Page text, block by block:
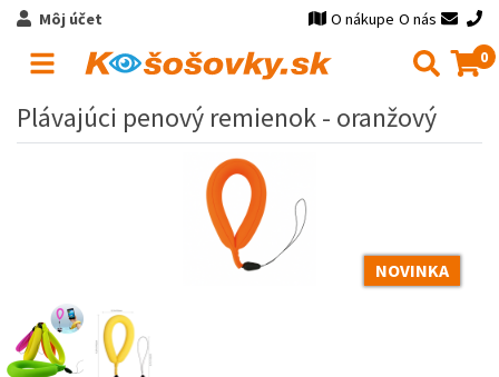
Môj účet O nákupe O nás
0
Plávajúci penový remienok - oranžový
NOVINKA